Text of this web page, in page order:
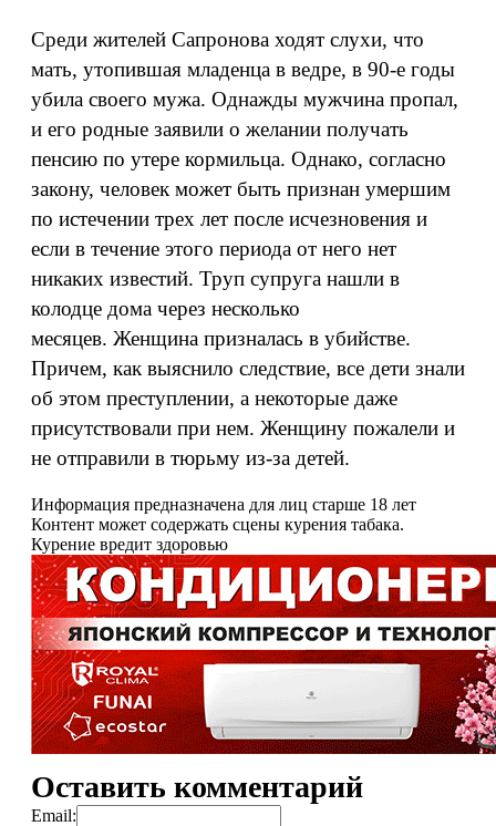
Среди жителей Сапронова ходят слухи, что
мать, утопившая младенца в ведре, в 90-е годы
убила своего мужа. Однажды мужчина пропал,
и его родные заявили о желании получать
пенсию по утере кормильца. Однако, согласно
закону, человек может быть признан умершим
по истечении трех лет после исчезновения и
если в течение этого периода от него нет
никаких известий. Труп супруга нашли в
колодце дома через несколько
месяцев. Женщина призналась в убийстве.
Причем, как выяснило следствие, все дети знали
об этом преступлении, а некоторые даже
присутствовали при нем. Женщину пожалели и
не отправили в тюрьму из-за детей.
Информация предназначена для лиц старше 18 лет
Контент может содержать сцены курения табака.
Курение вредит здоровью
Оставить комментарий
Email: